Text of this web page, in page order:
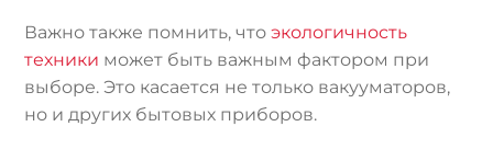
Важно также помнить, чтоэкологичность
техники может быть важным фактором при
выборе. Это касается не только вакууматоров,
но и других бытовых приборов.